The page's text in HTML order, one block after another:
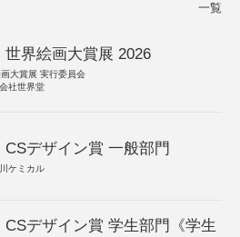
一覧
世界絵画大賞展 2026
大賞展 実行委員会
社世界堂
CSデザイン賞 一般部門
ケミカル
CSデザイン賞 学生部門《学生